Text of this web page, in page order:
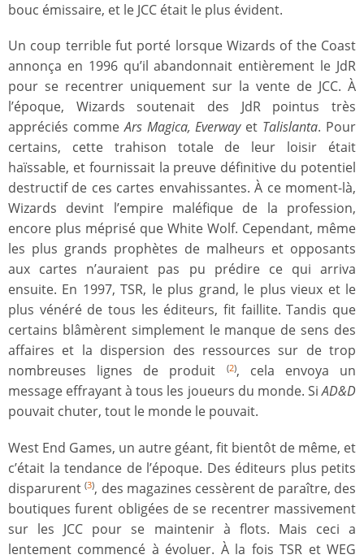
bouc émissaire, et le JCC était le plus évident.
Un coup terrible fut porté lorsque Wizards of the Coast
annonça en 1996 qu’il abandonnait entièrement le JdR
pour se recentrer uniquement sur la vente de JCC. À
l’époque, Wizards soutenait des JdR pointus très
appréciés commeArs Magica, Everwayet Talislanta. Pour
certains, cette trahison totale de leur loisir était
haïssable, et fournissait la preuve définitive du potentiel
destructif de ces cartes envahissantes. À ce moment-là,
Wizards devint l’empire maléfique de la profession,
encore plus méprisé que White Wolf. Cependant, même
les plus grands prophètes de malheurs et opposants
aux cartes n’auraient pas pu prédire ce qui arriva
ensuite. En 1997, TSR, le plus grand, le plus vieux et le
plus vénéré de tous les éditeurs, fit faillite. Tandis que
certains blâmèrent simplement le manque de sens des
affaires et la dispersion des ressources sur de trop
nombreuses lignes de produit
(2), cela envoya un
message effrayant à tous les joueurs du monde. SiAD&D
pouvait chuter, tout le monde le pouvait.
West End Games, un autre géant, fit bientôt de même, et
c’était la tendance de l’époque. Des éditeurs plus petits
disparurent(3), des magazines cessèrent de paraître, des
boutiques furent obligées de se recentrer massivement
sur les JCC pour se maintenir à flots. Mais ceci a
lentement commencé à évoluer. À la fois TSR et WEG